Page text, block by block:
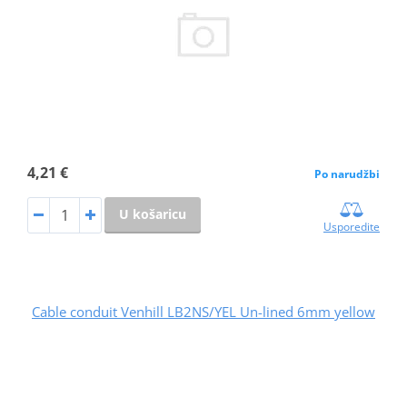
4,21 € Po narudžbi
U košaricu
Usporedite
Cable conduit Venhill LB2NS/YEL Un-lined 6mm yellow